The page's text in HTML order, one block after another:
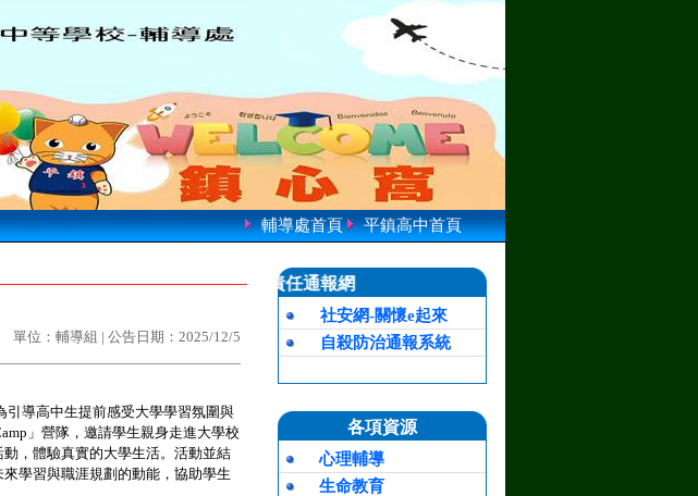
輔導處首頁 平鎮高中首頁
單位：輔導組 | 公告日期：2025/12/5
導高中生提前感受大學學習氛圍與
」營隊，邀請學生親身走進大學校
，體驗真實的大學生活。活動並結
學習與職涯規劃的動能，協助學生
責任通報網
社安網-關懷e起來
自殺防治通報系統
各項資源
心理輔導
生命教育